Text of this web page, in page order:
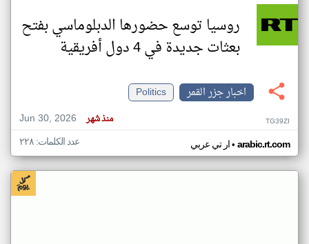
روسيا توسع حضورها الدبلوماسي بفتح
بعثات جديدة في 4 دول أفريقية
اخبار جزر القمر
Politics
Jun 30, 2026
منذ شهر TG39ZI
ار تي عربي• arabic.rt.com عدد الكلمات: ٢٢٨